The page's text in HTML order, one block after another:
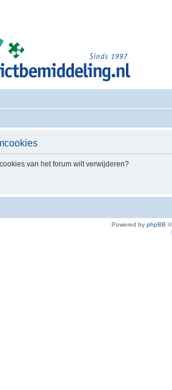
van het forum wilt verwijderen?
Powered by phpBB